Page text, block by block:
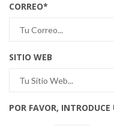
CORREO*
SITIO WEB
POR FAVOR,